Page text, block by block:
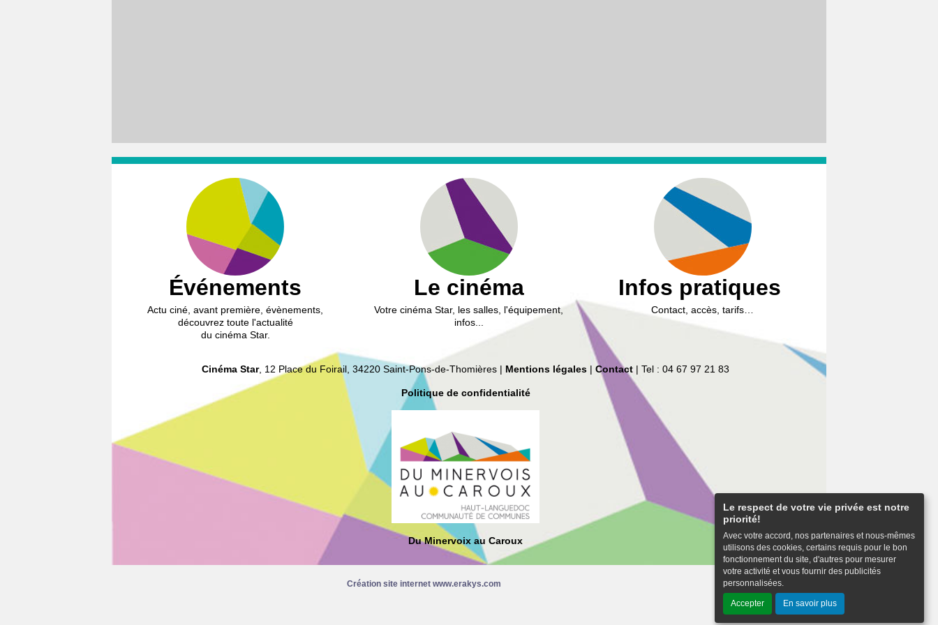
Le respect de votre vie privée est notre
priorité!
Avec votre accord, nos partenaires et nous-mêmes
utilisons des cookies, certains requis pour le bon
fonctionnement du site, d'autres pour mesurer
votre activité et vous fournir des publicités
personnalisées.
Accepter En savoir plus
Événements
Actu ciné, avant première, évènements,
découvrez toute l'actualité
du cinéma Star.
Le cinéma
Votre cinéma Star, les salles, l'équipement,
infos...
Infos pratiques
Contact, accès, tarifs…
Cinéma Star, 12 Place du Foirail, 34220 Saint-Pons-de-Thomières | Mentions légales | Contact | Tel : 04 67 97 21 83
Politique de confidentialité
Du Minervoix au Caroux
Haut de page
Création site internet www.erakys.com